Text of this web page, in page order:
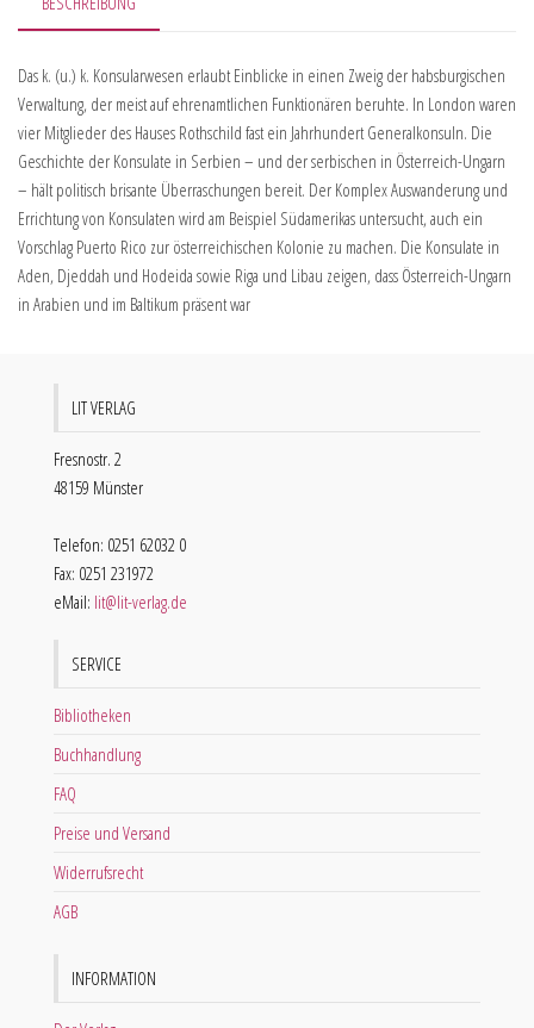
Das k. (u.) k. Konsularwesen erlaubt Einblicke in einen Zweig der habsburgischen
Verwaltung, der meist auf ehrenamtlichen Funktionären beruhte. In London waren
vier Mitglieder des Hauses Rothschild fast ein Jahrhundert Generalkonsuln. Die
Geschichte der Konsulate in Serbien – und der serbischen in Österreich-Ungarn
– hält politisch brisante Überraschungen bereit. Der Komplex Auswanderung und
Errichtung von Konsulaten wird am Beispiel Südamerikas untersucht, auch ein
Vorschlag Puerto Rico zur österreichischen Kolonie zu machen. Die Konsulate in
Aden, Djeddah und Hodeida sowie Riga und Libau zeigen, dass Österreich-Ungarn
in Arabien und im Baltikum präsent war
LIT VERLAG
Fresnostr. 2
48159 Münster
Telefon: 0251 62032 0
Fax: 0251 231972
eMail: lit@lit-verlag.de
SERVICE
Bibliotheken
Buchhandlung
FAQ
Preise und Versand
Widerrufsrecht
AGB
INFORMATION